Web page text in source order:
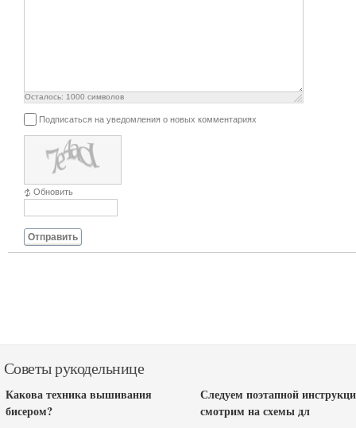
Осталось: 1000 символов
Подписаться на уведомления о новых комментариях
Обновить
Отправить
Советы рукодельнице
Какова техника вышивания
бисером?
Следуем поэтапной
смотрим на схемы дл